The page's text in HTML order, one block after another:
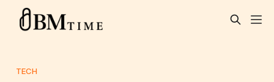
TECH